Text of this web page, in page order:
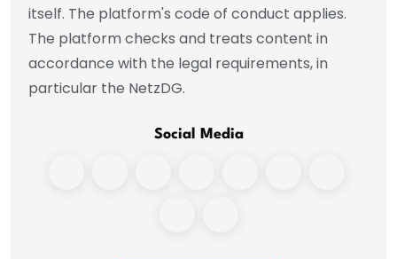
itself. The platform's code of conduct applies.
The platform checks and treats content in
accordance with the legal requirements, in
particular the NetzDG.
Social Media